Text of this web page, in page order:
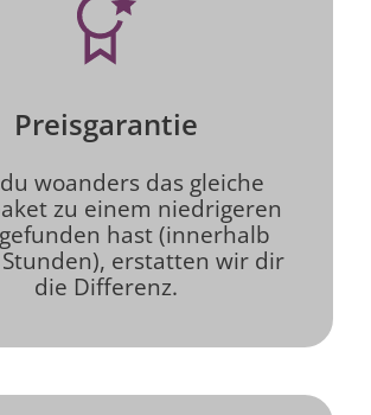
Preisgarantie
woanders das gleiche
zu einem niedrigeren
hast (innerhalb
Stunden), erstatten wir dir
die Differenz.